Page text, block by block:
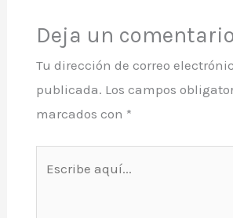
Deja un comentario
Tu dirección de correo
publicada. Los campos
marcados con *